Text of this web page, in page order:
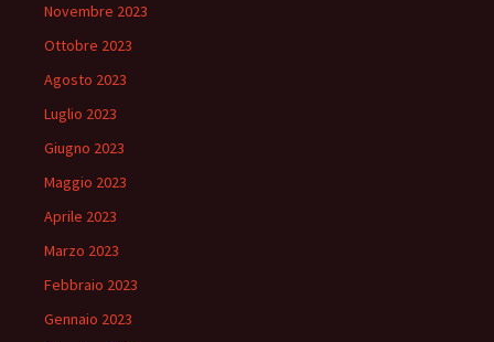
Novembre 2023
Ottobre 2023
Agosto 2023
Luglio 2023
Giugno 2023
Maggio 2023
Aprile 2023
Marzo 2023
Febbraio 2023
Gennaio 2023